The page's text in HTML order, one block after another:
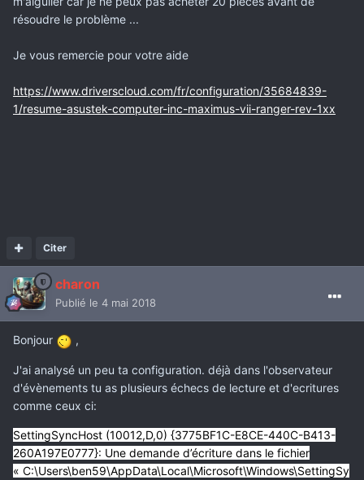
résoudre le problème ...
Je vous remercie pour votre aide
https://www.driverscloud.com/fr/configuration/35684839-
1/resume-asustek-computer-inc-maximus-vii-ranger-rev-1xx
Citer
charon
Publié le 4 mai 2018
Bonjour ,
J'ai analysé un peu ta configuration. déjà dans l'observateur
d'évènements tu as plusieurs échecs de lecture et d'ecritures
comme ceux ci:
SettingSyncHost (10012,D,0) {3775BF1C-E8CE-440C-B413-
260A197E0777}: Une demande d’écriture dans le fichier
« C:\Users\ben59\AppData\Local\Microsoft\Windows\SettingSy